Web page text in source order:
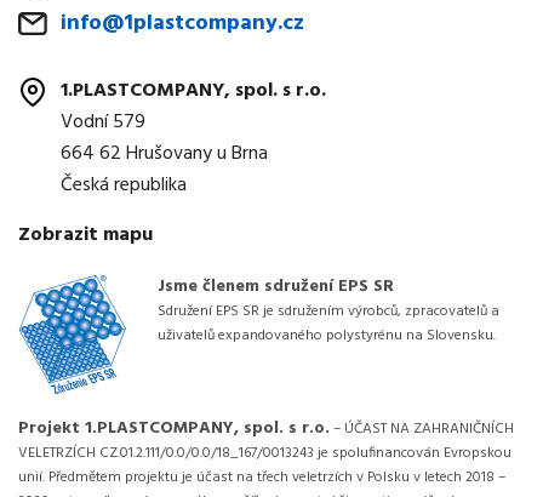
info@1plastcompany.cz
1.PLASTCOMPANY, spol. s r.o.
Vodní 579
664 62 Hrušovany u Brna
Česká republika
Zobrazit mapu
Jsme členem sdružení EPS SR
Sdružení EPS SR je sdružením výrobců, zpracovatelů a
uživatelů expandovaného polystyrénu na Slovensku.
Projekt 1.PLASTCOMPANY, spol. s r.o. – ÚČAST NA ZAHRANIČNÍCH
VELETRZÍCH CZ.01.2.111/0.0/0.0/18_167/0013243 je spolufinancován Evropskou
unií. Předmětem projektu je účast na třech veletrzích v Polsku v letech 2018 –